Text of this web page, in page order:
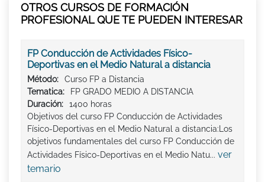
OTROS CURSOS DE FORMACIÓN
PROFESIONAL QUE TE PUEDEN INTERESAR
FP Conducción de Actividades Físico-
Deportivas en el Medio Natural a distancia
Método:
Curso FP a Distancia
Tematica:
FP GRADO MEDIO A DISTANCIA
Duración:
1400 horas
Objetivos del curso FP Conducción de Actividades
Físico-Deportivas en el Medio Natural a distancia:Los
objetivos fundamentales del curso FP Conducción de
Actividades Físico-Deportivas en el Medio Natu... ver
temario